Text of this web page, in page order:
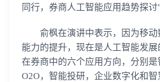
同行，券商人工智能应用趋势探讨
俞枫在演讲中表示，因为移动
能力的提升，现在是人工智能发
在券商中的六个应用方向，分别是
O2O，智能投研，企业数字化和